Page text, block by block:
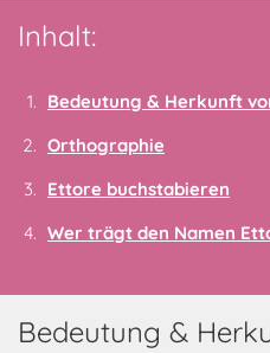
Inhalt:
Bedeutung & Herkunft
Orthographie
Ettore buchstabieren
Wer trägt den Namen
Bedeutung &